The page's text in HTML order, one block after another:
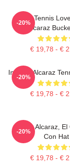
Girls Tennis
Alcaraz
€ 19,78 - €
-20%
Intense Alcaraz
€ 19,78 - €
-20%
Carlos Alcaraz, El
Con Hat
€ 19,78 - €
-20%